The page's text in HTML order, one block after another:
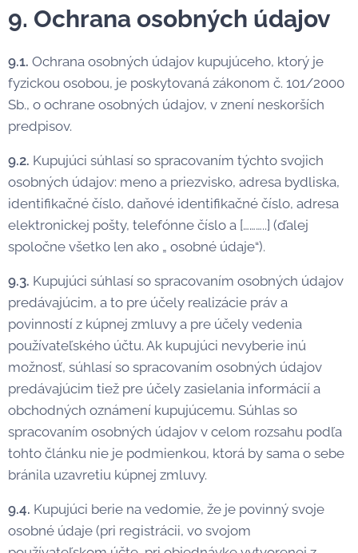
9. Ochrana osobných údajov
9.1. Ochrana osobných údajov kupujúceho, ktorý je
fyzickou osobou, je poskytovaná zákonom č. 101/2000
Sb., o ochrane osobných údajov, v znení neskorších
predpisov.
9.2. Kupujúci súhlasí so spracovaním týchto svojich
osobných údajov: meno a priezvisko, adresa bydliska,
identifikačné číslo, daňové identifikačné číslo, adresa
elektronickej pošty, telefónne číslo a [………..] (ďalej
spoločne všetko len ako „ osobné údaje“).
9.3. Kupujúci súhlasí so spracovaním osobných údajov
predávajúcim, a to pre účely realizácie práv a
povinností z kúpnej zmluvy a pre účely vedenia
používateľského účtu. Ak kupujúci nevyberie inú
možnosť, súhlasí so spracovaním osobných údajov
predávajúcim tiež pre účely zasielania informácií a
obchodných oznámení kupujúcemu. Súhlas so
spracovaním osobných údajov v celom rozsahu podľa
tohto článku nie je podmienkou, ktorá by sama o sebe
bránila uzavretiu kúpnej zmluvy.
9.4. Kupujúci berie na vedomie, že je povinný svoje
osobné údaje (pri registrácii, vo svojom